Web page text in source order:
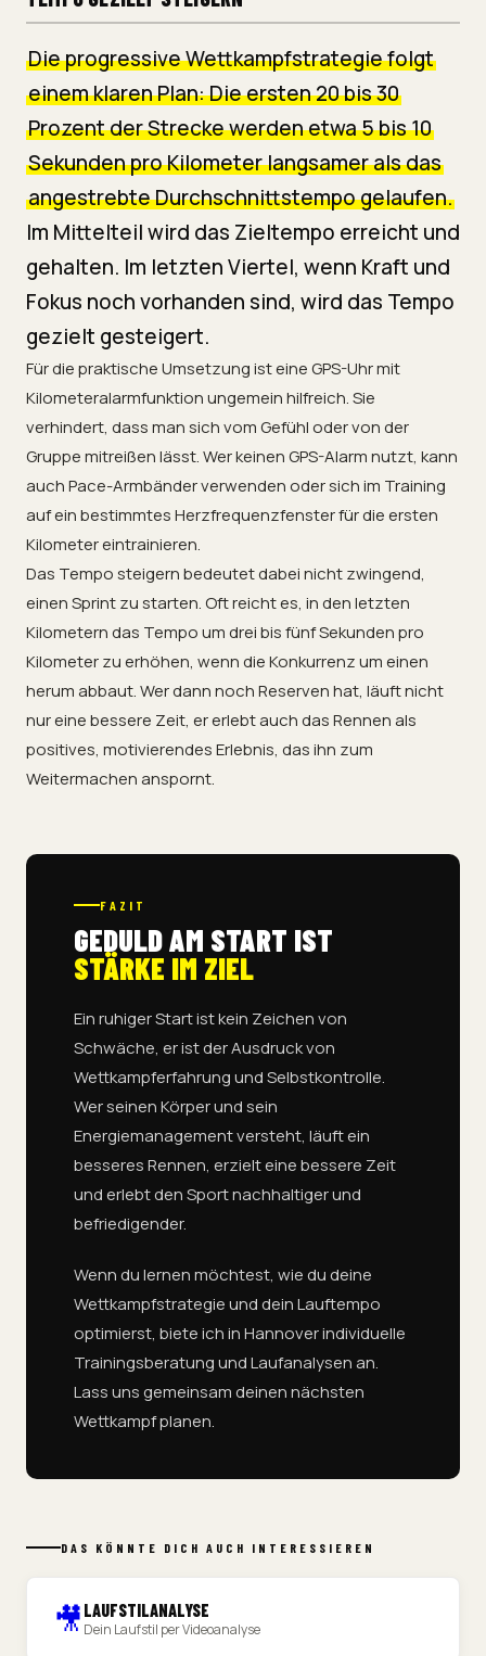
Die progressive Wettkampfstrategie folgt
einem klaren Plan: Die ersten 20 bis 30
Prozent der Strecke werden etwa 5 bis 10
Sekunden pro Kilometer langsamer als das
angestrebte Durchschnittstempo gelaufen.
Im Mittelteil wird das Zieltempo erreicht und
gehalten. Im letzten Viertel, wenn Kraft und
Fokus noch vorhanden sind, wird das Tempo
gezielt gesteigert.
Für die praktische Umsetzung ist eine GPS-Uhr mit
Kilometeralarmfunktion ungemein hilfreich. Sie
verhindert, dass man sich vom Gefühl oder von der
Gruppe mitreißen lässt. Wer keinen GPS-Alarm nutzt, kann
auch Pace-Armbänder verwenden oder sich im Training
auf ein bestimmtes Herzfrequenzfenster für die ersten
Kilometer eintrainieren.
Das Tempo steigern bedeutet dabei nicht zwingend,
einen Sprint zu starten. Oft reicht es, in den letzten
Kilometern das Tempo um drei bis fünf Sekunden pro
Kilometer zu erhöhen, wenn die Konkurrenz um einen
herum abbaut. Wer dann noch Reserven hat, läuft nicht
nur eine bessere Zeit, er erlebt auch das Rennen als
positives, motivierendes Erlebnis, das ihn zum
Weitermachen anspornt.
FAZIT
GEDULD AM START IST
STÄRKE IM ZIEL
Ein ruhiger Start ist kein Zeichen von
Schwäche, er ist der Ausdruck von
Wettkampferfahrung und Selbstkontrolle.
Wer seinen Körper und sein
Energiemanagement versteht, läuft ein
besseres Rennen, erzielt eine bessere Zeit
und erlebt den Sport nachhaltiger und
befriedigender.
Wenn du lernen möchtest, wie du deine
Wettkampfstrategie und dein Lauftempo
optimierst, biete ich in Hannover individuelle
Trainingsberatung und Laufanalysen an.
Lass uns gemeinsam deinen nächsten
Wettkampf planen.
DAS KÖNNTE DICH AUCH INTERESSIEREN
🎥 LAUFSTILANALYSE
Dein Laufstil per Videoanalyse